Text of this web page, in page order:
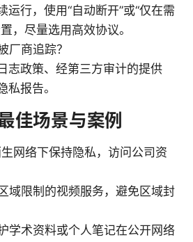
运行，使用“自动断开”或“仅在需
，尽量选用高效协议。
厂商追踪？
志政策、经第三方审计的提供
私报告。
佳场景与案例
网络下保持隐私，访问公司资
域限制的视频服务，避免区域封
学术资料或个人笔记在公开网络